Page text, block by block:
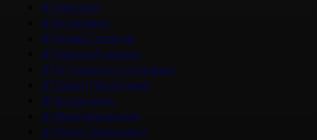
# Невский
# Интервью
# Юрий Стоянов
#Лариса Гузеева
# История его служанки
# Павел Прилучный
#Актер кино
# Иван Янковский
# Юлия Пересильд